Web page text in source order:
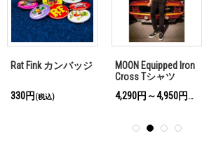
Rat Fink カンバッジ
330円 (税込)
MOON Equipped Iron
Cross Tシャツ
4,290円～4,950円
(税込)